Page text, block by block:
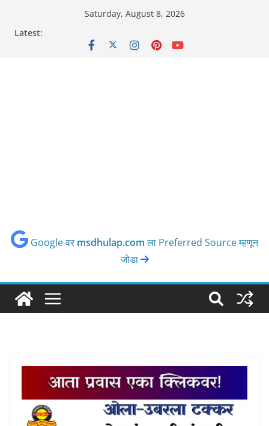
Saturday, August 8, 2026
Latest:
Google वर msdhulap.comला Preferred Source म्हणून
जोडा